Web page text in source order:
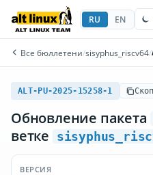
RU EN
Все бюллетени/sisyphus_riscv64/
ALT-PU-2025-15258-1
Обновление пакета
ветке
ВЕРСИЯ